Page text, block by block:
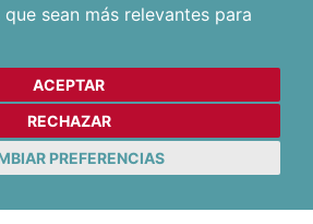
sean más relevantes para
ACEPTAR
RECHAZAR
PREFERENCIAS